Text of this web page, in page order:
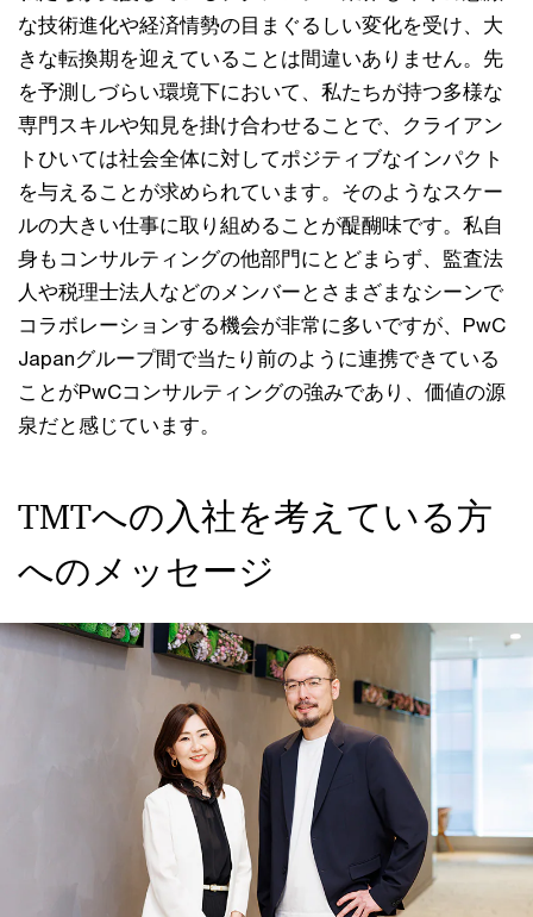
な技術進化や経済情勢の目まぐるしい変化を受け、大
きな転換期を迎えていることは間違いありません。先
を予測しづらい環境下において、私たちが持つ多様な
専門スキルや知見を掛け合わせることで、クライアン
トひいては社会全体に対してポジティブなインパクト
を与えることが求められています。そのようなスケー
ルの大きい仕事に取り組めることが醍醐味です。私自
身もコンサルティングの他部門にとどまらず、監査法
人や税理士法人などのメンバーとさまざまなシーンで
コラボレーションする機会が非常に多いですが、PwC
Japanグループ間で当たり前のように連携できている
ことがPwCコンサルティングの強みであり、価値の源
泉だと感じています。
TMTへの入社を考えている方
へのメッセージ